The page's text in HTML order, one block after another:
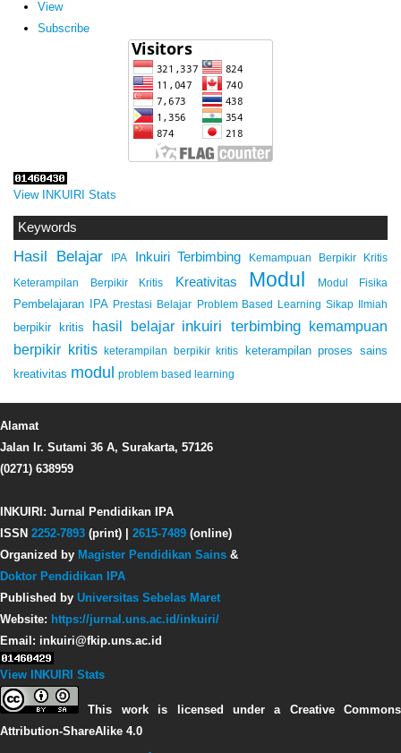
View
Subscribe
View INKUIRI Stats
Keywords
Hasil Belajar IPA Inkuiri Terbimbing Kemampuan Berpikir Kritis
Keterampilan Berpikir Kritis Kreativitas Modul Modul Fisika
Pembelajaran IPA Prestasi Belajar Problem Based Learning Sikap Ilmiah
berpikir kritis hasil belajar inkuiri terbimbing kemampuan
berpikir kritis
keterampilan berpikir kritis
keterampilan proses sains
kreativitas modul problem based learning
Alamat
Jalan Ir. Sutami 36 A, Surakarta, 57126
(0271) 638959
INKUIRI: Jurnal Pendidikan IPA
ISSN 2252-7893 (print) | 2615-7489 (online)
Organized by Magister Pendidikan Sains &
Doktor Pendidikan IPA
Published by Universitas Sebelas Maret
Website: https://jurnal.uns.ac.id/inkuiri/
Email: inkuiri@fkip.uns.ac.id
View INKUIRI Stats
This work is licensed under a Creative Commons
Attribution-ShareAlike 4.0